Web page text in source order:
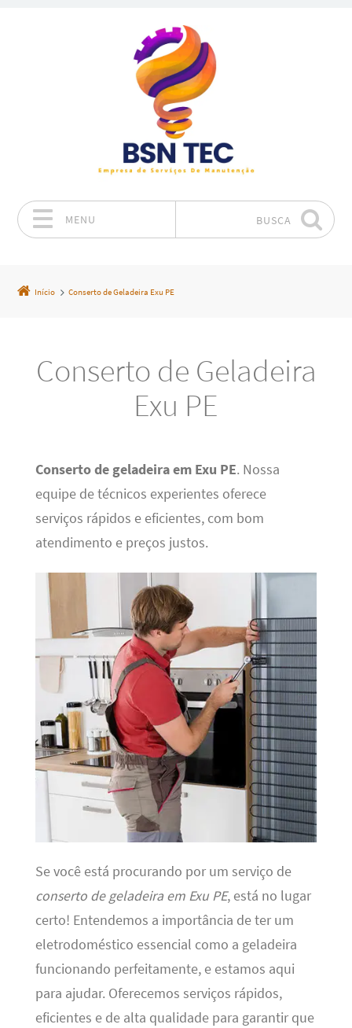
MENU BUSCA
Início Conserto de Geladeira Exu PE
Conserto de Geladeira
Exu PE
Conserto de geladeira em Exu PE. Nossa
equipe de técnicos experientes oferece
serviços rápidos e eficientes, com bom
atendimento e preços justos.
Se você está procurando por um serviço de
conserto de geladeira em Exu PE, está no lugar
certo! Entendemos a importância de ter um
eletrodoméstico essencial como a geladeira
funcionando perfeitamente, e estamos aqui
para ajudar. Oferecemos serviços rápidos,
eficientes e de alta qualidade para garantir que